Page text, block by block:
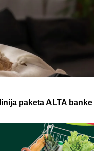
paketa ALTA banke